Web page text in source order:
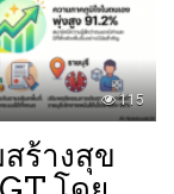
115
ร้างสุข